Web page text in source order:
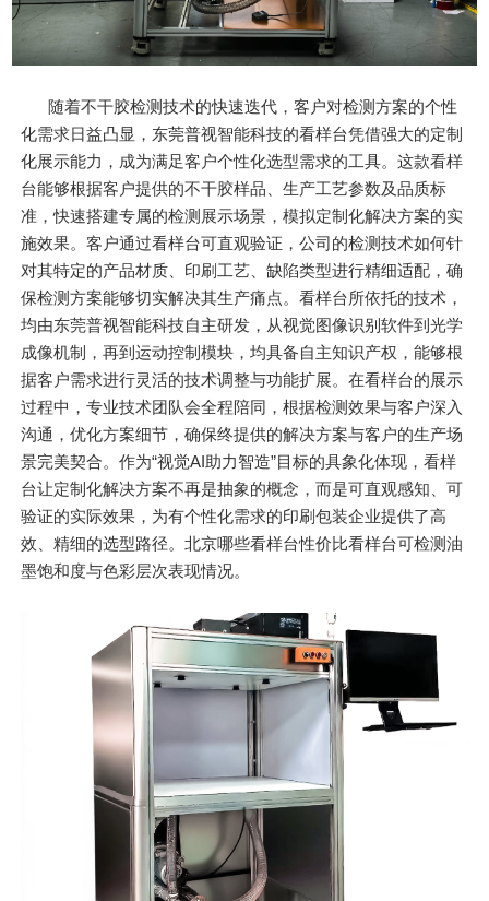
随着不干胶检测技术的快速迭代，客户对检测方案的个性
化需求日益凸显，东莞普视智能科技的看样台凭借强大的定制
化展示能力，成为满足客户个性化选型需求的工具。这款看样
台能够根据客户提供的不干胶样品、生产工艺参数及品质标
准，快速搭建专属的检测展示场景，模拟定制化解决方案的实
施效果。客户通过看样台可直观验证，公司的检测技术如何针
对其特定的产品材质、印刷工艺、缺陷类型进行精细适配，确
保检测方案能够切实解决其生产痛点。看样台所依托的技术，
均由东莞普视智能科技自主研发，从视觉图像识别软件到光学
成像机制，再到运动控制模块，均具备自主知识产权，能够根
据客户需求进行灵活的技术调整与功能扩展。在看样台的展示
过程中，专业技术团队会全程陪同，根据检测效果与客户深入
沟通，优化方案细节，确保终提供的解决方案与客户的生产场
景完美契合。作为“视觉AI助力智造”目标的具象化体现，看样
台让定制化解决方案不再是抽象的概念，而是可直观感知、可
验证的实际效果，为有个性化需求的印刷包装企业提供了高
效、精细的选型路径。北京哪些看样台性价比看样台可检测油
墨饱和度与色彩层次表现情况。